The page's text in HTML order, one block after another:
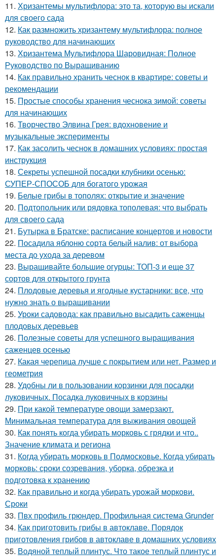
11. Хризантемы мультифлора: это та, которую вы искали
для своего сада
12. Как размножить хризантему мультифлора: полное
руководство для начинающих
13. Хризантема Мультифлора Шаровидная: Полное
Руководство по Выращиванию
14. Как правильно хранить чеснок в квартире: советы и
рекомендации
15. Простые способы хранения чеснока зимой: советы
для начинающих
16. Творчество Элвина Грея: вдохновение и
музыкальные эксперименты
17. Как засолить чеснок в домашних условиях: простая
инструкция
18. Секреты успешной посадки клубники осенью:
СУПЕР-СПОСОБ для богатого урожая
19. Белые грибы в тополях: открытие и значение
20. Подтопольник или рядовка тополевая: что выбрать
для своего сада
21. Бутырка в Братске: расписание концертов и новости
22. Посадила яблоню сорта белый налив: от выбора
места до ухода за деревом
23. Выращивайте большие огурцы: ТОП-3 и еще 37
сортов для открытого грунта
24. Плодовые деревья и ягодные кустарники: все, что
нужно знать о выращивании
25. Уроки садовода: как правильно высадить саженцы
плодовых деревьев
26. Полезные советы для успешного выращивания
саженцев осенью
27. Какая черепица лучше с покрытием или нет. Размер и
геометрия
28. Удобны ли в пользовании корзинки для посадки
луковичных. Посадка луковичных в корзины
29. При какой температуре овощи замерзают.
Минимальная температура для выживания овощей
30. Как понять когда убирать морковь с грядки и что..
Значение климата и региона
31. Когда убирать морковь в Подмосковье. Когда убирать
морковь: сроки созревания, уборка, обрезка и
подготовка к хранению
32. Как правильно и когда убирать урожай моркови.
Сроки
33. Пвх профиль грюндер. Профильная система Grunder
34. Как приготовить грибы в автоклаве. Порядок
приготовления грибов в автоклаве в домашних условиях
35. Водяной теплый плинтус. Что такое теплый плинтус и